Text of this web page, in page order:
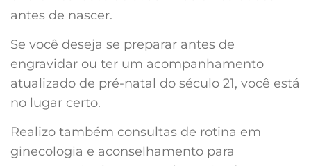
antes de nascer.
Se você deseja se preparar antes de
engravidar ou ter um acompanhamento
atualizado de pré-natal do século 21, você está
no lugar certo.
Realizo também consultas de rotina em
ginecologia e aconselhamento para